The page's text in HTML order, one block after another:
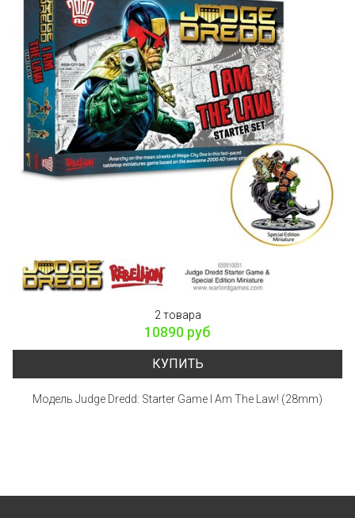
2 товара
10890 руб
КУПИТЬ
Модель Judge Dredd: Starter Game I Am The Law! (28mm)